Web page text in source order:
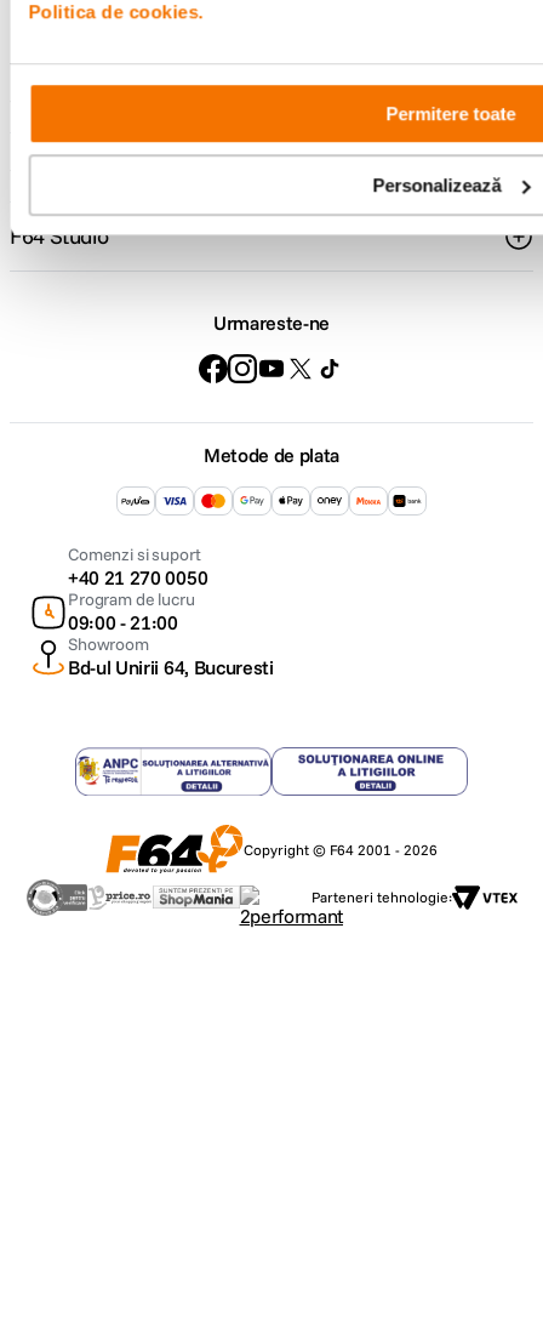
Politica de cookies.
Permitere toate
Personalizează
Comenzi si livrare
Service si garantii
F64 Studio
Urmareste-ne
Metode de plata
Comenzi si suport
+40 21 270 0050
Program de lucru
09:00 - 21:00
Showroom
Bd-ul Unirii 64, Bucuresti
Copyright © F64 2001 - 2026
Parteneri tehnologie: